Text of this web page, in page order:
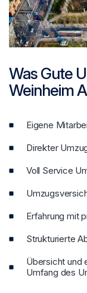
Was Gute
Weinheim
Eigene
Direkter
Voll Service
Erfahrung mit
Strukturierte
Übersicht und
Umfang des